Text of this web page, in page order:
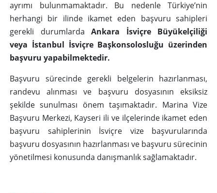
ayrımı bulunmamaktadır. Bu nedenle Türkiye’nin
herhangi bir ilinde ikamet eden başvuru sahipleri
gerekli durumlarda Ankara İsviçre Büyükelçiliği
veya İstanbul İsviçre Başkonsolosluğu üzerinden
başvuru yapabilmektedir.
Başvuru sürecinde gerekli belgelerin hazırlanması,
randevu alınması ve başvuru dosyasının eksiksiz
şekilde sunulması önem taşımaktadır. Marina Vize
Başvuru Merkezi, Kayseri ili ve ilçelerinde ikamet eden
başvuru sahiplerinin İsviçre vize başvurularında
başvuru dosyasının hazırlanması ve başvuru sürecinin
yönetilmesi konusunda danışmanlık sağlamaktadır.